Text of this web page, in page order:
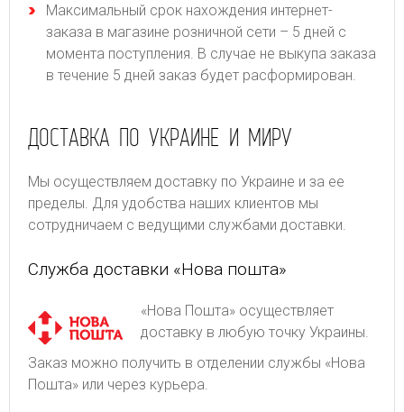
Максимальный срок нахождения интернет-
заказа в магазине розничной сети – 5 дней с
момента поступления. В случае не выкупа заказа
в течение 5 дней заказ будет расформирован.
ДОСТАВКА ПО УКРАИНЕ И МИРУ
Мы осуществляем доставку по Украине и за ее
пределы. Для удобства наших клиентов мы
сотрудничаем с ведущими службами доставки.
Служба доставки «Нова пошта»
«Нова Пошта» осуществляет
доставку в любую точку Украины.
Заказ можно получить в отделении службы «Нова
Пошта» или через курьера.